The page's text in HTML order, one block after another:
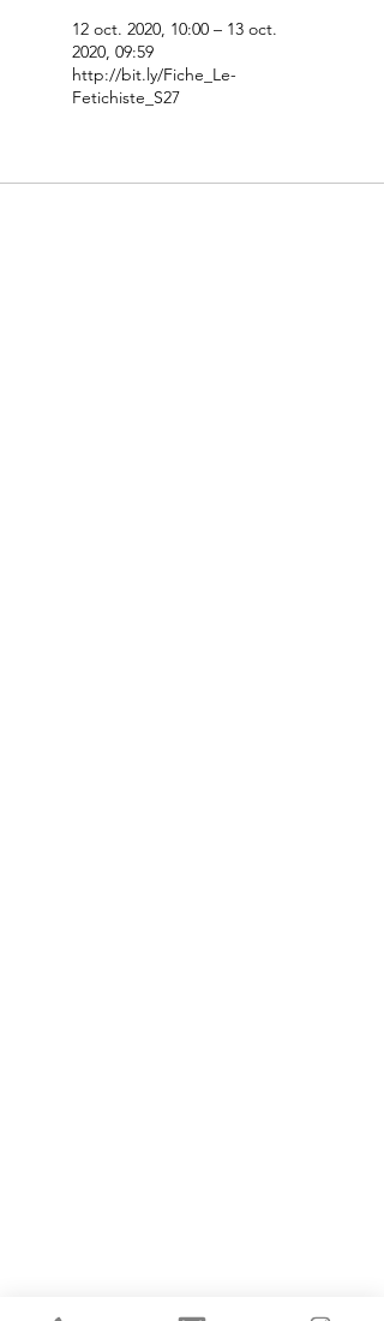
12 oct. 2020, 10:00 – 13 oct.
2020, 09:59
http://bit.ly/Fiche_Le-
Fetichiste_S27